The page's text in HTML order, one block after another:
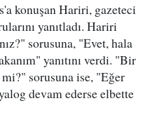
konuşan Hariri, gazeteci
yanıtladı. Hariri
sorusuna, "Evet, hala
yanıtını verdi. "Bir
sorusuna ise, "Eğer
devam ederse elbette